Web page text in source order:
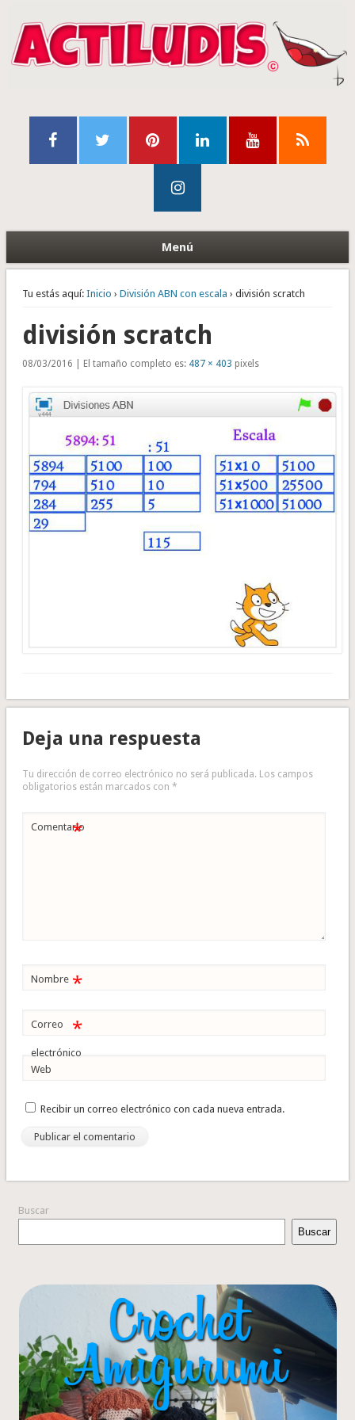
Menú
Tu estás aquí: Inicio › División ABN con escala › división scratch
división scratch
08/03/2016 | El tamaño completo es: 487 × 403 pixels
Deja una respuesta
Tu dirección de correo electrónico no será publicada. Los campos
obligatorios están marcados con *
Comentario
*
Nombre *
Correo
electrónico
*
Web
Recibir un correo electrónico con cada nueva entrada.
Buscar
Buscar